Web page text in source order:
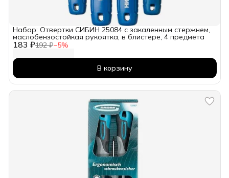
183 ₽192 ₽−5%
Набор: Отвертки СИБИН 25084 с закаленным стержнем,
маслобензостойкая рукоятка, в блистере, 4 предмета
В корзину